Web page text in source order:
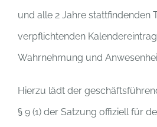
und alle 2 Jahre stattfindenden
verpflichtenden
Wahrnehmung und
Hierzu lädt der
§ 9 (1) der Satzung offiziell für